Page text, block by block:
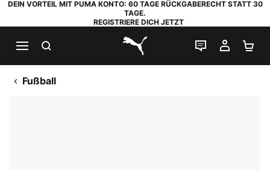
DEIN VORTEIL MIT PUMA KONTO: 60 TAGE RÜCKGABERECHT STATT 30
TAGE.
REGISTRIERE DICH JETZT
PUMA.com
LIVE-CHAT
MEIN
Fußball